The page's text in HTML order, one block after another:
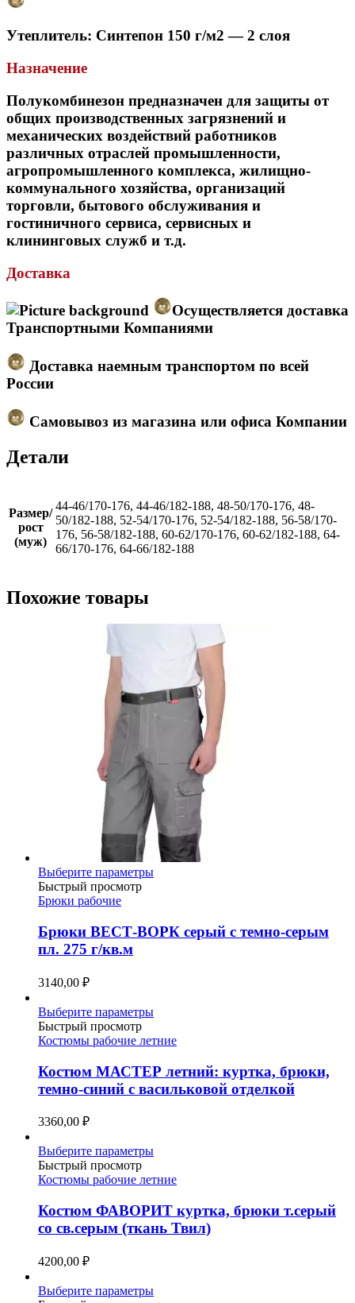
Утеплитель: Синтепон 150 г/м2 — 2 слоя
Назначение
Полукомбинезон предназначен для защиты от
общих производственных загрязнений и
механических воздействий работников
различных отраслей промышленности,
агропромышленного комплекса, жилищно-
коммунального хозяйства, организаций
торговли, бытового обслуживания и
гостиничного сервиса, сервисных и
клининговых служб и т.д.
Доставка
Осуществляется доставка
Транспортными Компаниями
Доставка наемным транспортом по всей
России
Самовывоз из магазина или офиса Компании
Детали
Размер/
рост
(муж)
44-46/170-176, 44-46/182-188, 48-50/170-176, 48-
50/182-188, 52-54/170-176, 52-54/182-188, 56-58/170-
176, 56-58/182-188, 60-62/170-176, 60-62/182-188, 64-
66/170-176, 64-66/182-188
Похожие товары
Выберите параметрыЭтот
вариаций.
Опции
товара.
Быстрый просмотр
Брюки рабочие
Брюки ВЕСТ-ВОРК серый с темно-серым
пл. 275 г/кв.м
3140,00 ₽
Выберите параметрыЭтот
имеет
вариаций.
Опции
можно
товара.
Быстрый просмотр
Костюмы рабочие летние
Костюм МАСТЕР летний: куртка, брюки,
темно-синий с васильковой отделкой
3360,00 ₽
Выберите параметрыЭтот
имеет
вариаций.
Опции
можно
товара.
Быстрый просмотр
Костюмы рабочие летние
Костюм ФАВОРИТ куртка, брюки т.серый
со св.серым (ткань Твил)
4200,00 ₽
Выберите параметрыЭтот